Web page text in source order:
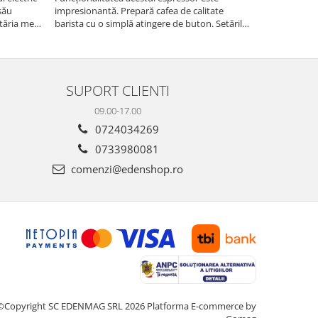
mea,
impresionantă. Prepară cafea de calitate
barista cu o simplă atingere de buton. Setările
pentru a sa...
gospodărie!
SUPORT CLIENTI
09.00-17.00
0724034269
0733980081
comenzi@edenshop.ro
SC EDENMAG SRL 2026 Platforma E-commerce by